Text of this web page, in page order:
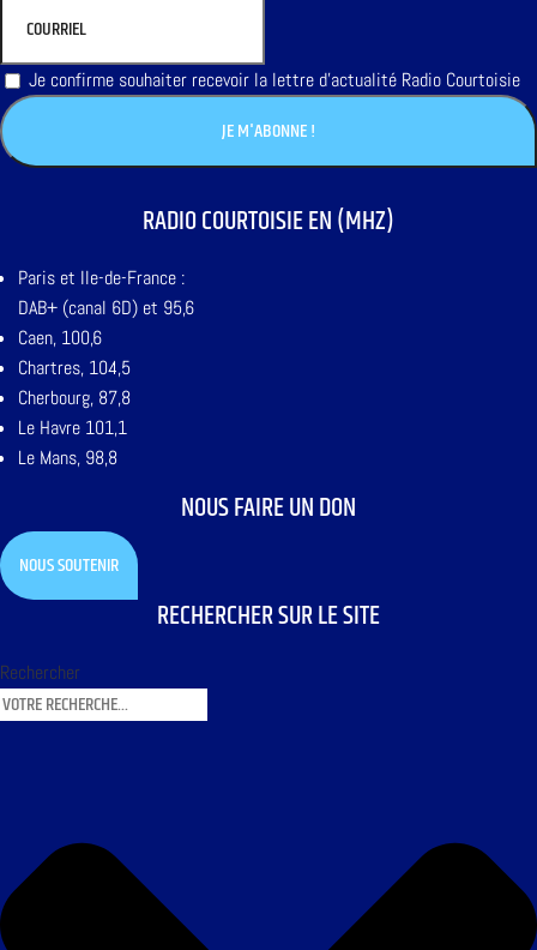
Je confirme souhaiter recevoir la lettre d'actualité Radio Courtoisie
RADIO COURTOISIE EN (MHZ)
Paris et Ile-de-France :
DAB+ (canal 6D) et 95,6
Caen, 100,6
Chartres, 104,5
Cherbourg, 87,8
Le Havre 101,1
Le Mans, 98,8
NOUS FAIRE UN DON
NOUS SOUTENIR
RECHERCHER SUR LE SITE
Rechercher